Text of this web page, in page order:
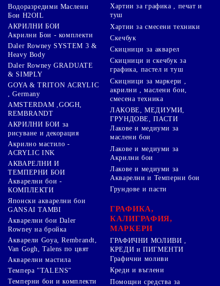
Водоразредими Маслени
Бои H2OIL
АКРИЛНИ БОИ
Акрилни Бои - комплекти
Daler Rowney SYSTEM 3 &
Heavy Body
Daler Rowney GRADUATE
& SIMPLY
GOYA & TRITON АCRYLIC
, Germany
AMSTERDAM ,GOGH,
REMBRANDT
АКРИЛНИ БОИ за
рисуване и декорация
Акрилно мастило -
ACRYLIC INK
АКВАРЕЛНИ И
ТЕМПЕРНИ БОИ
Акварелни бои -
КОМПЛЕКТИ
Японски акварелни бои
GANSAI TAMBI
Акварелни бои Daler
Rowney на бройка
Акварели Goya, Rembrandt,
Van Gogh, Talens по цвят
Акварелни мастила
Темпера "TALENS"
Темперни бои и комплекти
Хартии за графика , печат и
туш
Хартии за смесени техники
Скечбук
Скицници за акварел
Скицници и скечбук за
графика, пастел и туш
Скицници за маркери ,
акрилни , маслени бои,
смесена техника
ЛАКОВЕ, МЕДИУМИ,
ГРУНДОВЕ, ПАСТИ
Лакове и медиуми за
маслени бои
Лакове и медиуми за
Акрилни бои
Лакове и медиуми за
Акварелни и Темперни бои
Грундове и пасти
ГРАФИКА,
КАЛИГРАФИЯ,
МАРКЕРИ
ГРАФИЧНИ МОЛИВИ ,
КРЕДИ и ПИГМЕНТИ
Графични моливи
Креди и въглени
Помощни средства за